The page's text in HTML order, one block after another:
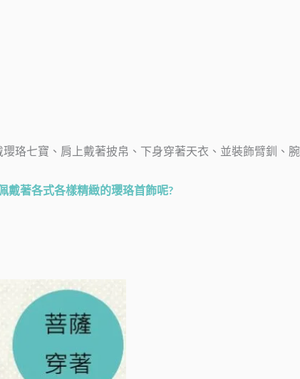
珞七寶、肩上戴著披帛、下身穿著天衣、並裝飾臂釧、
戴著各式各樣精緻的瓔珞首飾呢?